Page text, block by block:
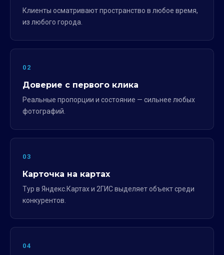
Клиенты осматривают пространство в любое время,
из любого города.
02
Доверие с первого клика
Реальные пропорции и состояние — сильнее любых
фотографий.
03
Карточка на картах
Тур в Яндекс.Картах и 2ГИС выделяет объект среди
конкурентов.
04